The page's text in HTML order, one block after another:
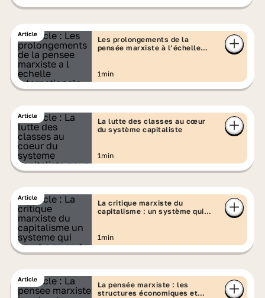
Article
Les prolongements de la
pensée marxiste à l’échelle
1min
Article
La lutte des classes au cœur
du système capitaliste
1min
Article
La critique marxiste du
capitalisme : un système qui
1min
Article
La pensée marxiste : les
structures économiques et